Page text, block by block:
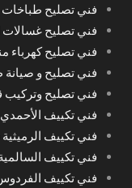
فني تصليح طباخات
فني تصليح غسالات
فني تصليح كهرباء
فني تصليح و صيانة
فني تصليح وتركيب
فني تكييف الأحمدي 62224041
فني تكييف
فني تكييف السالمية 98025055
فني تكييف